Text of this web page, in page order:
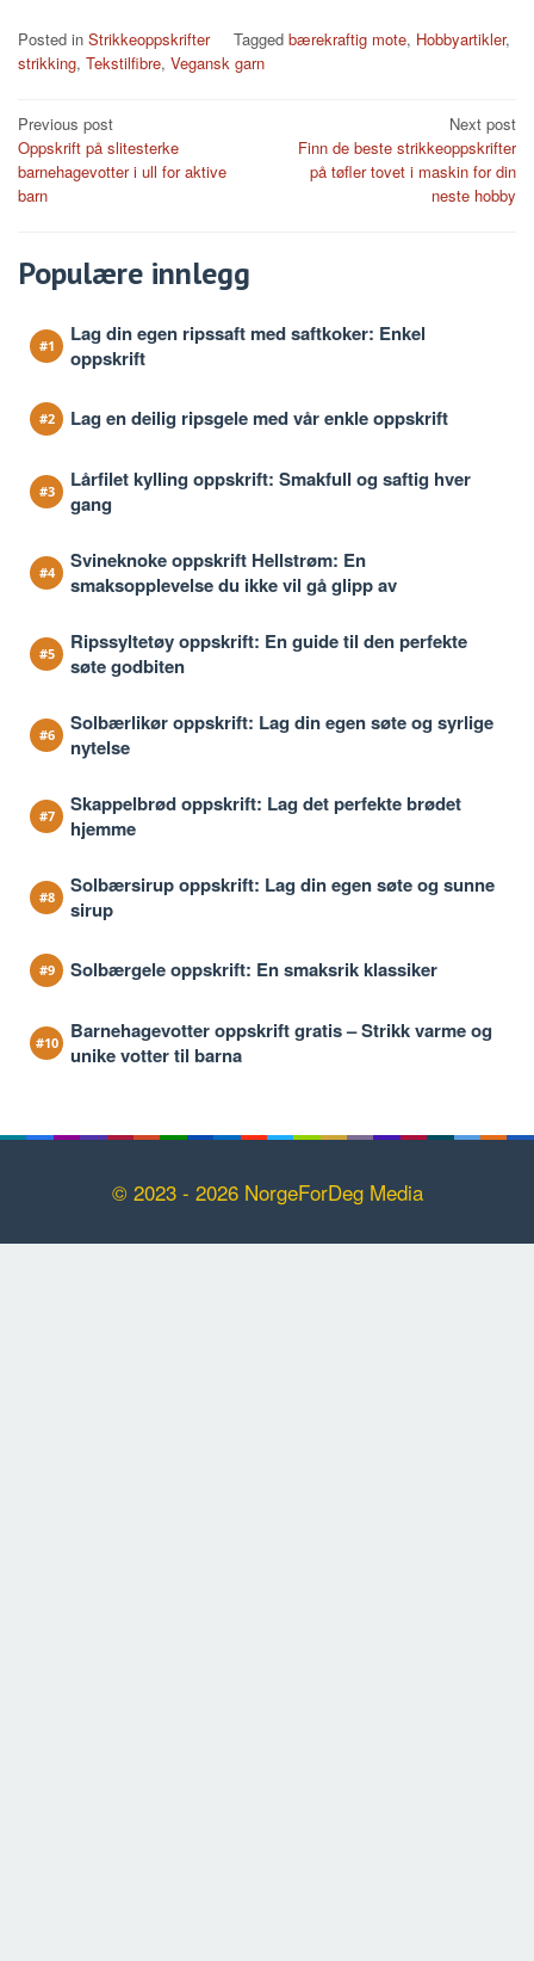
Posted in Strikkeoppskrifter Tagged bærekraftig mote, Hobbyartikler,
strikking, Tekstilfibre, Vegansk garn
Post
navigation
Previous post
Oppskrift på slitesterke
barnehagevotter i ull for aktive
barn
Next post
Finn de beste strikkeoppskrifter
på tøfler tovet i maskin for din
neste hobby
Populære innlegg
Lag din egen ripssaft med saftkoker: Enkel
oppskrift
Lag en deilig ripsgele med vår enkle oppskrift
Lårfilet kylling oppskrift: Smakfull og saftig hver
gang
Svineknoke oppskrift Hellstrøm: En
smaksopplevelse du ikke vil gå glipp av
Ripssyltetøy oppskrift: En guide til den perfekte
søte godbiten
Solbærlikør oppskrift: Lag din egen søte og syrlige
nytelse
Skappelbrød oppskrift: Lag det perfekte brødet
hjemme
Solbærsirup oppskrift: Lag din egen søte og sunne
sirup
Solbærgele oppskrift: En smaksrik klassiker
Barnehagevotter oppskrift gratis – Strikk varme og
unike votter til barna
© 2023 - 2026 NorgeForDeg Media